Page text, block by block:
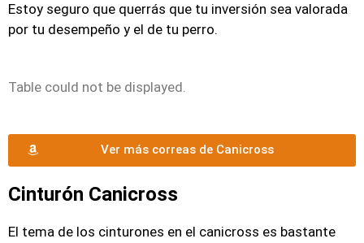
Estoy seguro que querrás que tu inversión sea valorada
por tu desempeño y el de tu perro.
Table could not be displayed.
Ver más correas de Canicross
Cinturón Canicross
El tema de los cinturones en el canicross es bastante